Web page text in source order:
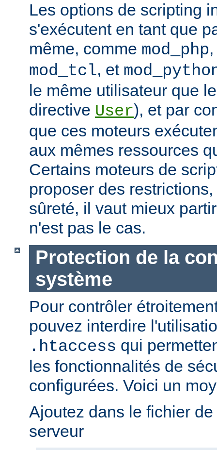
Les options de scripting
s'exécutent en tant que
même, comme mod_php
mod_tcl, et
le même utilisateur que
directive User), et par
que ces moteurs
aux mêmes ressources
Certains moteurs de
proposer des
sûreté, il vaut mieux
n'est pas le cas.
Protection de la
système
Pour contrôler
pouvez interdire
.htaccess qui
les fonctionnalités de
configurées. Voici un
Ajoutez dans le fichier
serveur